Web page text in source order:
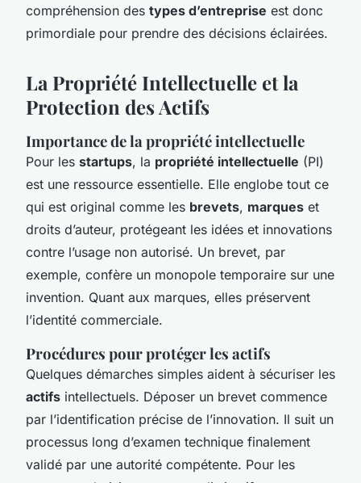
compréhension des types d’entreprise est donc
primordiale pour prendre des décisions éclairées.
La Propriété Intellectuelle et la
Protection des Actifs
Importance de la propriété intellectuelle
Pour les startups, la propriété intellectuelle (PI)
est une ressource essentielle. Elle englobe tout ce
qui est original comme les brevets, marques et
droits d’auteur, protégeant les idées et innovations
contre l’usage non autorisé. Un brevet, par
exemple, confère un monopole temporaire sur une
invention. Quant aux marques, elles préservent
l’identité commerciale.
Procédures pour protéger les actifs
Quelques démarches simples aident à sécuriser les
actifs intellectuels. Déposer un brevet commence
par l’identification précise de l’innovation. Il suit un
processus long d’examen technique finalement
validé par une autorité compétente. Pour les